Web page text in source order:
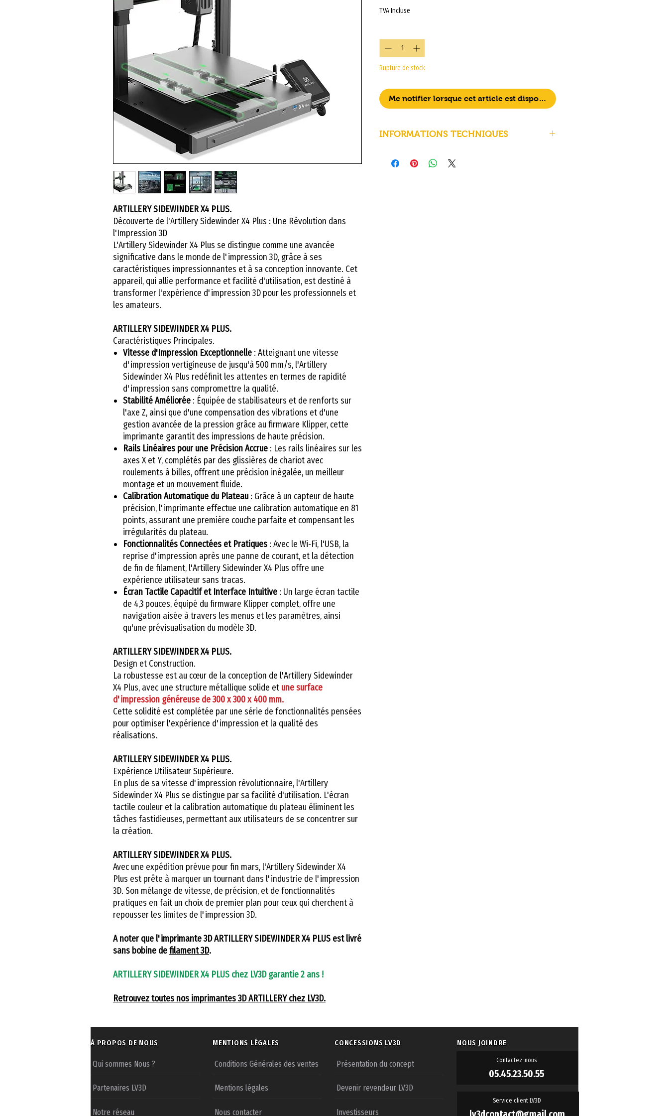
ARTILLERY SIDEWINDER X4 PLUS.
Découverte de l'Artillery Sidewinder X4 Plus : Une Révolution dans
l'Impression 3D
L'Artillery Sidewinder X4 Plus se distingue comme une avancée
significative dans le monde de l'impression 3D, grâce à ses
caractéristiques impressionnantes et à sa conception innovante. Cet
appareil, qui allie performance et facilité d'utilisation, est destiné à
transformer l'expérience d'impression 3D pour les professionnels et
les amateurs.
ARTILLERY SIDEWINDER X4 PLUS.
Caractéristiques Principales.
Vitesse d'Impression Exceptionnelle : Atteignant une vitesse
d'impression vertigineuse de jusqu'à 500 mm/s, l'Artillery
Sidewinder X4 Plus redéfinit les attentes en termes de rapidité
d'impression sans compromettre la qualité.
Stabilité Améliorée : Équipée de stabilisateurs et de renforts sur
l'axe Z, ainsi que d'une compensation des vibrations et d'une
gestion avancée de la pression grâce au firmware Klipper, cette
imprimante garantit des impressions de haute précision.
Rails Linéaires pour une Précision Accrue : Les rails linéaires sur les
axes X et Y, complétés par des glissières de chariot avec
roulements à billes, offrent une précision inégalée, un meilleur
montage et un mouvement fluide.
Calibration Automatique du Plateau : Grâce à un capteur de haute
précision, l'imprimante effectue une calibration automatique en 81
points, assurant une première couche parfaite et compensant les
irrégularités du plateau.
Fonctionnalités Connectées et Pratiques : Avec le Wi-Fi, l'USB, la
reprise d'impression après une panne de courant, et la détection
de fin de filament, l'Artillery Sidewinder X4 Plus offre une
expérience utilisateur sans tracas.
Écran Tactile Capacitif et Interface Intuitive : Un large écran tactile
de 4,3 pouces, équipé du firmware Klipper complet, offre une
navigation aisée à travers les menus et les paramètres, ainsi
qu'une prévisualisation du modèle 3D.
ARTILLERY SIDEWINDER X4 PLUS.
Design et Construction.
La robustesse est au cœur de la conception de l'Artillery Sidewinder
X4 Plus, avec une structure métallique solide et une surface
d'impression généreuse de 300 x 300 x 400 mm.
Cette solidité est complétée par une série de fonctionnalités pensées
pour optimiser l'expérience d'impression et la qualité des
réalisations.
ARTILLERY SIDEWINDER X4 PLUS.
Expérience Utilisateur Supérieure.
En plus de sa vitesse d'impression révolutionnaire, l'Artillery
Sidewinder X4 Plus se distingue par sa facilité d'utilisation. L'écran
tactile couleur et la calibration automatique du plateau éliminent les
tâches fastidieuses, permettant aux utilisateurs de se concentrer sur
la création.
ARTILLERY SIDEWINDER X4 PLUS.
Avec une expédition prévue pour fin mars, l'Artillery Sidewinder X4
Plus est prête à marquer un tournant dans l'industrie de l'impression
3D. Son mélange de vitesse, de précision, et de fonctionnalités
pratiques en fait un choix de premier plan pour ceux qui cherchent à
repousser les limites de l'impression 3D.
A noter que l'imprimante 3D ARTILLERY SIDEWINDER X4 PLUS est livré
sans bobine defilament 3D.
ARTILLERY SIDEWINDER X4 PLUS chez LV3D garantie 2 ans !
Retrouvez toutes nos imprimantes 3D ARTILLERY chez LV3D.
TVA Incluse
Rupture de stock
Me notifier lorsque cet article est disponible
INFORMATIONS TECHNIQUES
Sidewinder X4 Plus
À PROPOS DE NOUS
Qui sommes Nous ?
Partenaires LV3D
Notre réseau
MENTIONS LÉGALES
Conditions Générales des ventes
Mentions légales
Nous contacter
CONCESSIONS LV3D
Présentation du concept
Devenir revendeur LV3D
Investisseurs
NOUS JOINDRE
Contactez-nous
05.45.23.50.55
Service client LV3D